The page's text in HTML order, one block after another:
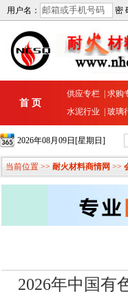
用户名： 密
首 页
供应专栏 求购
水泥行业
玻璃
2026年08月09日[星期日]
当前位置 >> 耐火材料商情网 >>
2026年中国有